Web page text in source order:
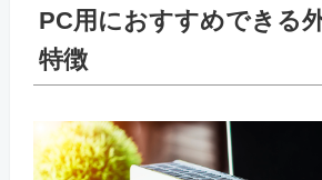
PC用におすすめできる
特徴